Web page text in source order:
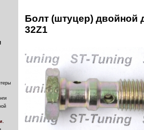
Болт (штуцер) двойной
32Z1